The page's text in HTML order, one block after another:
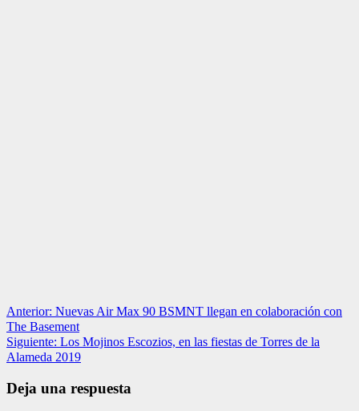
Navegación
de
entradas
Anterior: Nuevas Air Max 90 BSMNT llegan en colaboración con
The Basement
Siguiente: Los Mojinos Escozios, en las fiestas de Torres de la
Alameda 2019
Deja una respuesta